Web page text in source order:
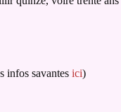
infos savantes ici)